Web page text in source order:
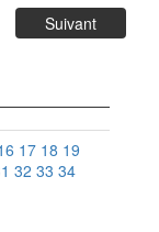
Suivant
17 18 19
32 33 34